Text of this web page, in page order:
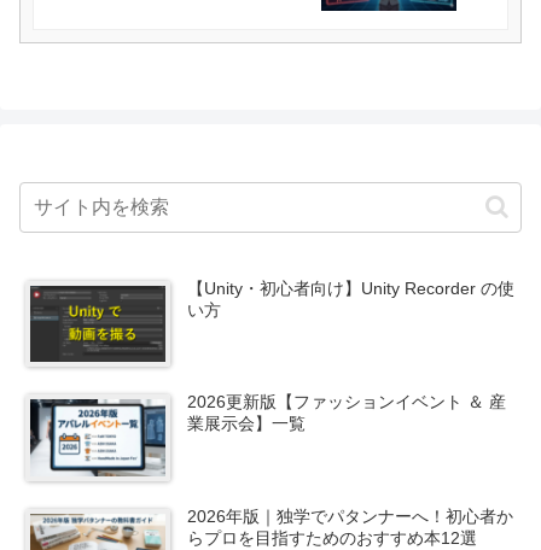
【Unity・初心者向け】Unity Recorder の使
い方
2026更新版【ファッションイベント ＆ 産
業展示会】一覧
2026年版｜独学でパタンナーへ！初心者か
らプロを目指すためのおすすめ本12選